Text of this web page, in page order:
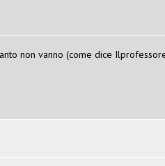
non vanno (come dice